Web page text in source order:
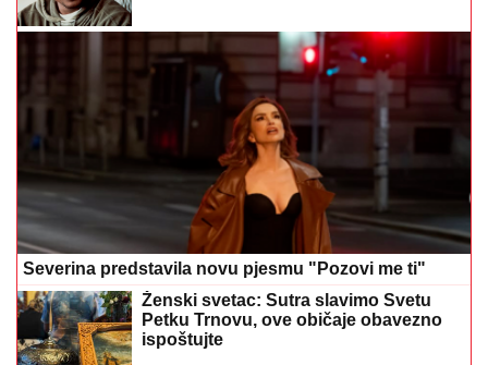
Severina predstavila novu pjesmu "Pozovi me ti"
Ženski svetac: Sutra slavimo Svetu
Petku Trnovu, ove običaje obavezno
ispoštujte